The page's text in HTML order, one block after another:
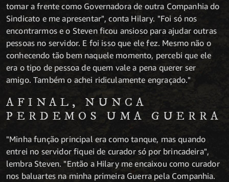
tomar a frente como Governadora de outra Companhia do
Sindicato e me apresentar", conta Hilary. "Foi só nos
encontrarmos e o Steven ficou ansioso para ajudar outras
pessoas no servidor. E foi isso que ele fez. Mesmo não o
conhecendo tão bem naquele momento, percebi que ele
era o tipo de pessoa de quem vale a pena querer ser
amigo. Também o achei ridiculamente engraçado."
AFINAL, NUNCA
PERDEMOS UMA GUERRA
"Minha função principal era como tanque, mas quando
entrei no servidor fiquei de curador só por brincadeira",
lembra Steven. "Então a Hilary me encaixou como curador
nos baluartes na minha primeira Guerra pela Companhia.